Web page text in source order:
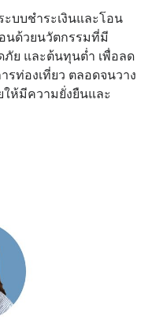
บบชำระเงินและโอน
นด้วยนวัตกรรมที่มี
ภัย และต้นทุนต่ำ เพื่อลด
รท่องเที่ยว ตลอดจนวาง
ให้มีความยั่งยืนและ